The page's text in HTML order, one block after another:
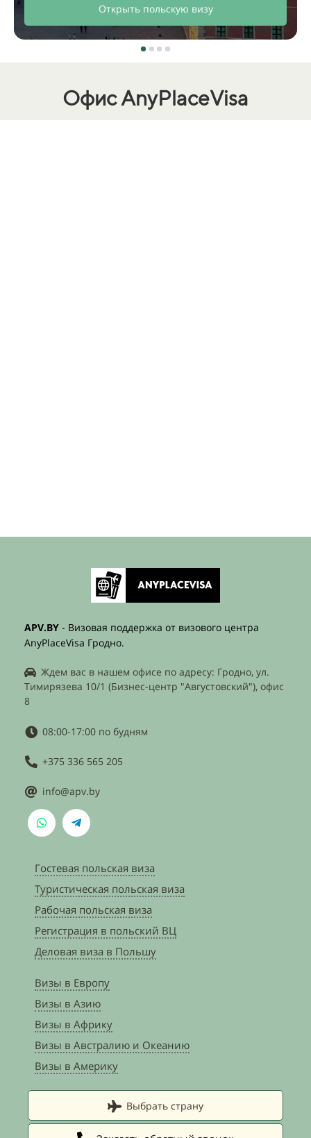
Открыть польскую визу
Офис AnyPlaceVisa
APV.BY - Визовая поддержка от визового центра
AnyPlaceVisa Гродно.
Ждем вас в нашем офисе по адресу: Гродно, ул.
Тимирязева 10/1 (Бизнес-центр "Августовский"), офис
8
08:00-17:00 по будням
+375 336 565 205
info@apv.by
Гостевая польская виза
Туристическая польская виза
Рабочая польская виза
Регистрация в польский ВЦ
Деловая виза в Польшу
Визы в Европу
Визы в Азию
Визы в Африку
Визы в Австралию и Океанию
Визы в Америку
Выбрать страну